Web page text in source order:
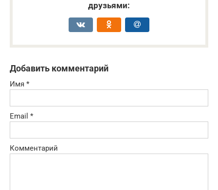
друзьями:
Добавить комментарий
Имя *
Email *
Комментарий